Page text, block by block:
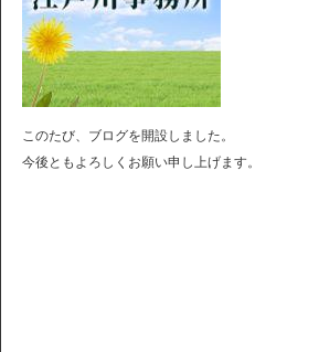
このたび、ブログを開設しました。
今後ともよろしくお願い申し上げます。